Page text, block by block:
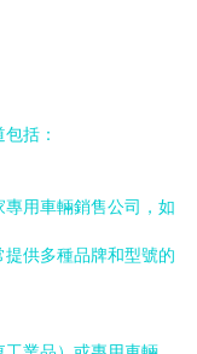
括：
用車輛銷售公司，如
供多種品牌和型號的